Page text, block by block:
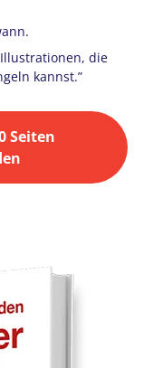
die
kannst.”
Seiten